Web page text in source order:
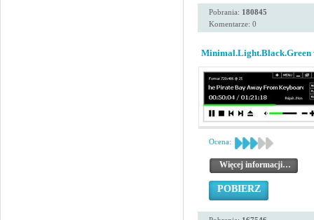
Pobrania: 180845
Komentarze: 0
Minimal.Light.Black.Green
Ocena:
Więcej informacji…
POBIERZ